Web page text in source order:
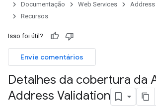
Documentação
Web Services
Address
Recursos
Isso foi útil?
Envie comentários
Detalhes da cobertura da
Address Validation